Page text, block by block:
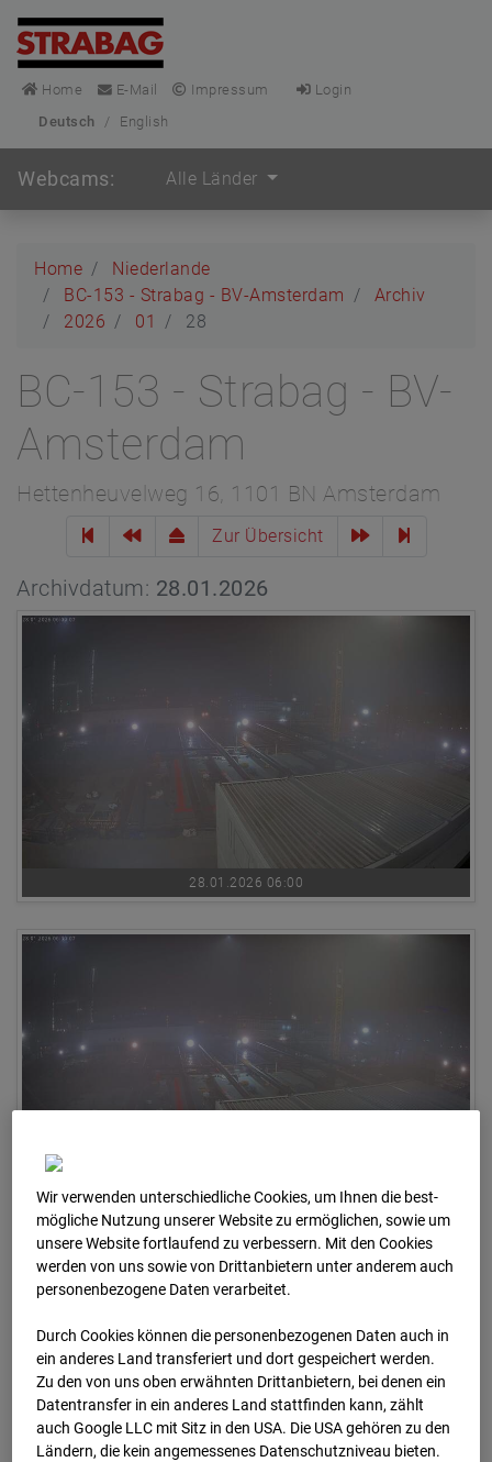
Home E-Mail Impressum
Login
Deutsch
/ English
Webcams: Alle Länder
Home
Niederlande
BC-153 - Strabag - BV-Amsterdam
Archiv
2026
01 28
BC-153 - Strabag - BV-
Amsterdam
Hettenheuvelweg 16, 1101 BN Amsterdam
Zur Übersicht
Archivdatum: 28.01.2026
28.01.2026 06:00
28.01.2026 06:30
Wir verwenden unterschiedliche Cookies, um Ihnen die best­
mögliche Nutzung unserer Website zu ermöglichen, sowie um
unsere Website fortlaufend zu verbessern. Mit den Cookies
werden von uns sowie von Drittanbietern unter anderem auch
personenbezogene Daten verarbeitet.
Durch Cookies können die personenbezogenen Daten auch in
ein anderes Land transferiert und dort gespeichert werden.
Zu den von uns oben erwähnten Drittanbietern, bei denen ein
Datentransfer in ein anderes Land stattfinden kann, zählt
auch Google LLC mit Sitz in den USA. Die USA gehören zu den
Ländern, die kein angemessenes Datenschutzniveau bieten.